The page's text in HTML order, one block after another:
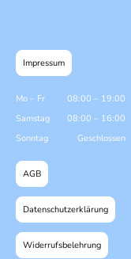
Impressum
Mo – Fr 08:00 – 19:00
Samstag
08:00 – 16:00
Sonntag
Geschlossen
AGB
Datenschutzerklärung
Widerrufsbelehrung